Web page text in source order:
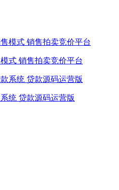
式 销售拍卖竞价平台
统 贷款源码运营版